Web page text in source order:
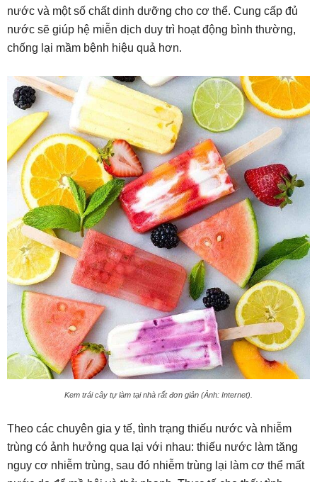
nước và một số chất dinh dưỡng cho cơ thể. Cung cấp đủ
nước sẽ giúp hệ miễn dịch duy trì hoạt động bình thường,
chống lại mầm bệnh hiệu quả hơn.
Kem trái cây tự làm tại nhà rất đơn giản (Ảnh: Internet).
Theo các chuyên gia y tế, tình trạng thiếu nước và nhiễm
trùng có ảnh hưởng qua lại với nhau: thiếu nước làm tăng
nguy cơ nhiễm trùng, sau đó nhiễm trùng lại làm cơ thể mất